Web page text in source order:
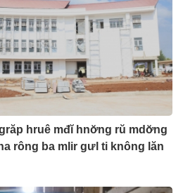
hruê mđĭ hnơ̆ng rŭ mdơ̆ng
rông ba mlir gưl ti knông lăn